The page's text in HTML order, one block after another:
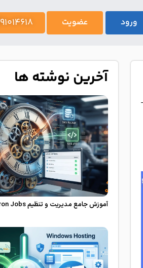
ورود عضویت 91014618
آخرین نوشته ها
آموزش جامع مدیریت و تنظیم Cron Jobs در سی‌پنل